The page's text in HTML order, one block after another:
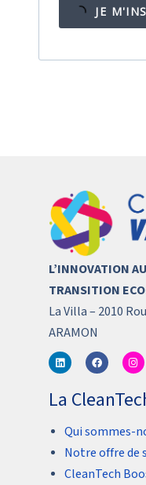
JE
L’INNOVATION
TRANSITION
La Villa – 2010
ARAMON
La
Qui sommes-
Notre offre de
CleanTech